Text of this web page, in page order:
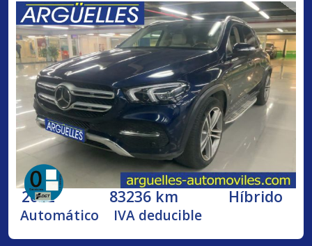
2022 83236 km Híbrido
Automático IVA deducible